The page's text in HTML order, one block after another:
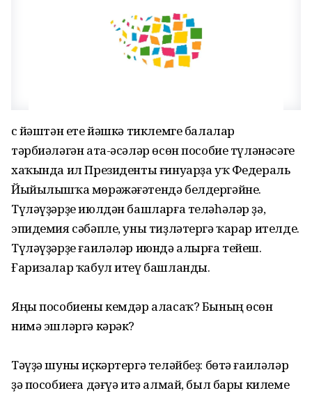
Өс йәштән ете йәшкә тиклемге балалар
тәрбиәләгән ата-әсәләр өсөн пособие түләнәсәге
хаҡында ил Президенты ғинуарҙа уҡ Федераль
Йыйылышҡа мөрәжәғәтендә белдергәйне.
Түләүҙәрҙе июлдән башларға теләһәләр ҙә,
эпидемия сәбәпле, уны тиҙләтергә ҡарар ителде.
Түләүҙәрҙе ғаиләләр июндә алырға тейеш.
Ғаризалар ҡабул итеү башланды.
Яңы пособиены кемдәр аласаҡ? Бының өсөн
нимә эшләргә кәрәк?
Тәүҙә шуны иҫкәртергә теләйбеҙ: бөтә ғаиләләр
ҙә пособиеға дәғүә итә алмай, был бары килеме